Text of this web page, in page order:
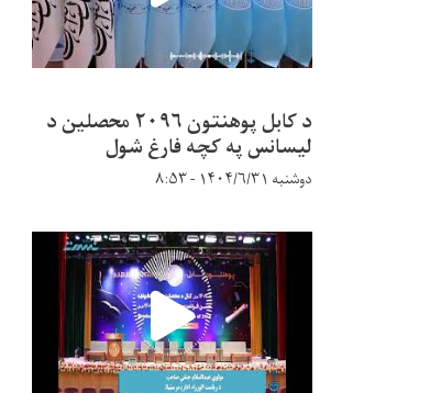
د کابل پوهنتون ۲۰۹۶ محصلین د
لیسانس په کچه فارغ شول
دوشنبه ۱۴۰۴/۶/۳۱ - ۸:۵۳